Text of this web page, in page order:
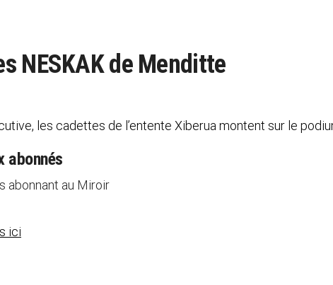
NESKAK de Menditte
les cadettes de l’entente Xiberua montent sur le
abonnés
abonnant au Miroir
ici